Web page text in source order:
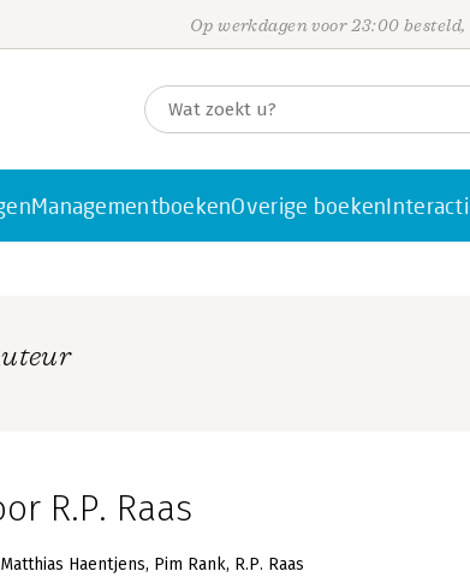
Op werkdagen voor 23:00
ManagementboekenOverige boeken
R.P. Raas
Matthias Haentjens Pim Rank R.P. Raas